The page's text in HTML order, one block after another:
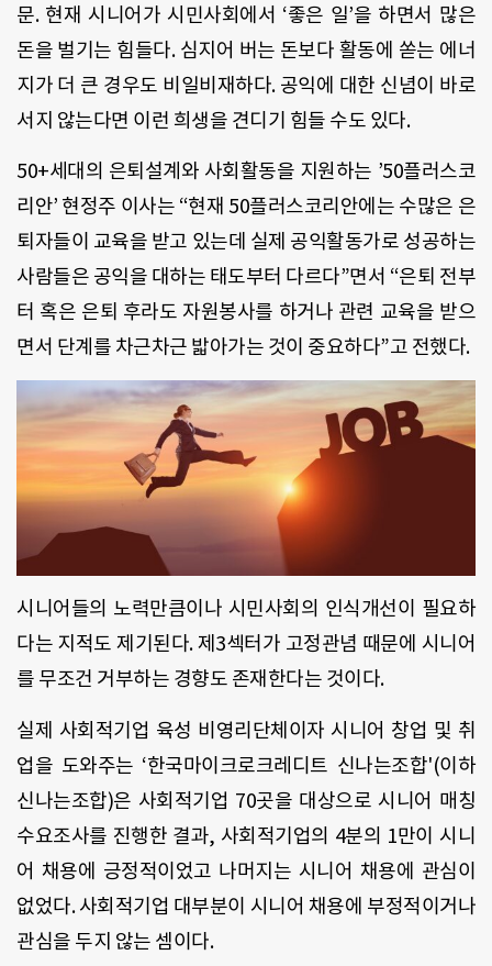
문. 현재 시니어가 시민사회에서 ‘좋은 일’을 하면서 많은
돈을 벌기는 힘들다. 심지어 버는 돈보다 활동에 쏟는 에너
지가 더 큰 경우도 비일비재하다. 공익에 대한 신념이 바로
서지 않는다면 이런 희생을 견디기 힘들 수도 있다.
50+세대의 은퇴설계와 사회활동을 지원하는 ’50플러스코
리안’ 현정주 이사는 “현재 50플러스코리안에는 수많은 은
퇴자들이 교육을 받고 있는데 실제 공익활동가로 성공하는
사람들은 공익을 대하는 태도부터 다르다”면서 “은퇴 전부
터 혹은 은퇴 후라도 자원봉사를 하거나 관련 교육을 받으
면서 단계를 차근차근 밟아가는 것이 중요하다”고 전했다.
시니어들의 노력만큼이나 시민사회의 인식개선이 필요하
다는 지적도 제기된다. 제3섹터가 고정관념 때문에 시니어
를 무조건 거부하는 경향도 존재한다는 것이다.
실제 사회적기업 육성 비영리단체이자 시니어 창업 및 취
업을 도와주는 ‘한국마이크로크레디트 신나는조합'(이하
신나는조합)은 사회적기업 70곳을 대상으로 시니어 매칭
수요조사를 진행한 결과, 사회적기업의 4분의 1만이 시니
어 채용에 긍정적이었고 나머지는 시니어 채용에 관심이
없었다. 사회적기업 대부분이 시니어 채용에 부정적이거나
관심을 두지 않는 셈이다.